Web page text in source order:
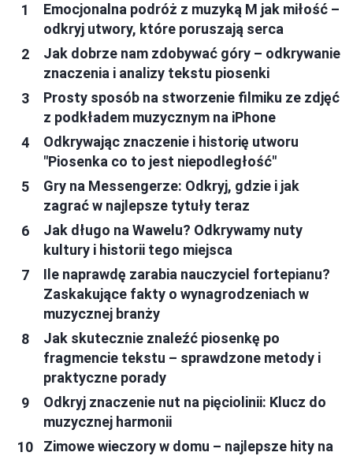
Emocjonalna podróż z muzyką M jak miłość –
odkryj utwory, które poruszają serca
Jak dobrze nam zdobywać góry – odkrywanie
znaczenia i analizy tekstu piosenki
Prosty sposób na stworzenie filmiku ze zdjęć
z podkładem muzycznym na iPhone
Odkrywając znaczenie i historię utworu
"Piosenka co to jest niepodległość"
Gry na Messengerze: Odkryj, gdzie i jak
zagrać w najlepsze tytuły teraz
Jak długo na Wawelu? Odkrywamy nuty
kultury i historii tego miejsca
Ile naprawdę zarabia nauczyciel fortepianu?
Zaskakujące fakty o wynagrodzeniach w
muzycznej branży
Jak skutecznie znaleźć piosenkę po
fragmencie tekstu – sprawdzone metody i
praktyczne porady
Odkryj znaczenie nut na pięciolinii: Klucz do
muzycznej harmonii
Zimowe wieczory w domu – najlepsze hity na